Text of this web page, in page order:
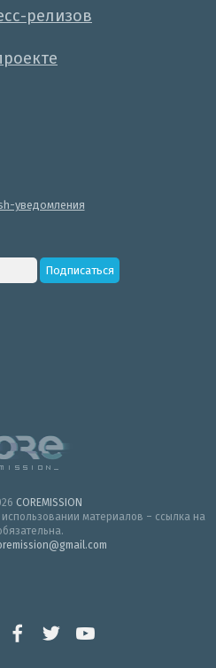
релизов
уведомления
COREMISSION
материалов – ссылка на